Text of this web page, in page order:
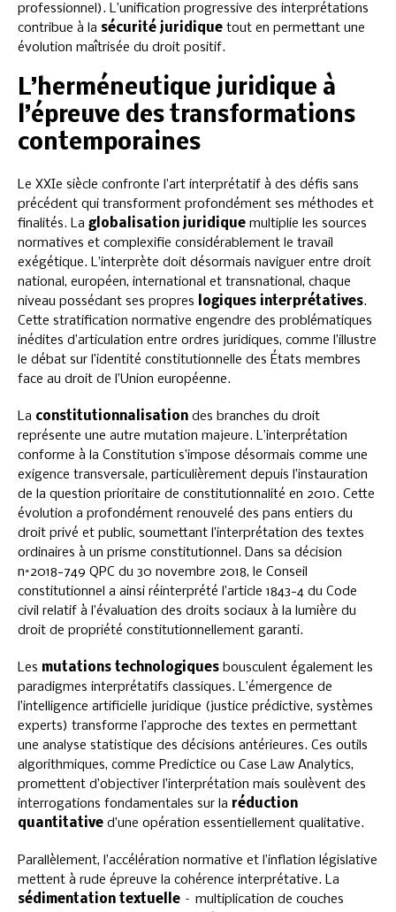
professionnel). L’unification progressive des interprétations
contribue à la sécurité juridique tout en permettant une
évolution maîtrisée du droit positif.
L’herméneutique juridique à
l’épreuve des transformations
contemporaines
Le XXIe siècle confronte l’art interprétatif à des défis sans
précédent qui transforment profondément ses méthodes et
finalités. La globalisation juridique multiplie les sources
normatives et complexifie considérablement le travail
exégétique. L’interprète doit désormais naviguer entre droit
national, européen, international et transnational, chaque
niveau possédant ses propres
logiques interprétatives.
Cette stratification normative engendre des problématiques
inédites d’articulation entre ordres juridiques, comme l’illustre
le débat sur l’identité constitutionnelle des États membres
face au droit de l’Union européenne.
La constitutionnalisation des branches du droit
représente une autre mutation majeure. L’interprétation
conforme à la Constitution s’impose désormais comme une
exigence transversale, particulièrement depuis l’instauration
de la question prioritaire de constitutionnalité en 2010. Cette
évolution a profondément renouvelé des pans entiers du
droit privé et public, soumettant l’interprétation des textes
ordinaires à un prisme constitutionnel. Dans sa décision
n°2018-749 QPC du 30 novembre 2018, le Conseil
constitutionnel a ainsi réinterprété l’article 1843-4 du Code
civil relatif à l’évaluation des droits sociaux à la lumière du
droit de propriété constitutionnellement garanti.
Les mutations technologiques bousculent également les
paradigmes interprétatifs classiques. L’émergence de
l’intelligence artificielle juridique (justice prédictive, systèmes
experts) transforme l’approche des textes en permettant
une analyse statistique des décisions antérieures. Ces outils
algorithmiques, comme Predictice ou Case Law Analytics,
promettent d’objectiver l’interprétation mais soulèvent des
interrogations fondamentales sur la réduction
quantitative d’une opération essentiellement qualitative.
Parallèlement, l’accélération normative et l’inflation législative
mettent à rude épreuve la cohérence interprétative. La
sédimentation textuelle – multiplication de couches